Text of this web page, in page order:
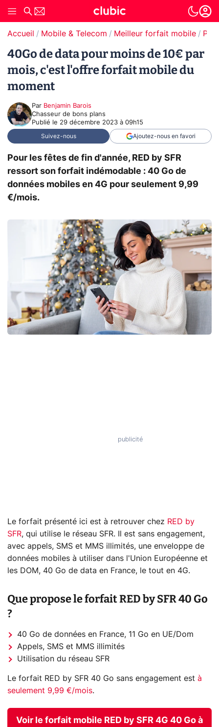
Accueil Mobile & Telecom Meilleur forfait mobile
40Go de data pour moins de 10€ par
mois, c'est l'offre forfait mobile du
moment
Par Benjamin Barois
Chasseur de bons plans
Publié le 29 décembre 2023 à 09h15
Suivez-nous Ajoutez-nous en favori
Pour les fêtes de fin d'année, RED by SFR
ressort son forfait indémodable : 40 Go de
données mobiles en 4G pour seulement 9,99
€/mois.
Le forfait présenté ici est à retrouver chez RED by
SFR, qui utilise le réseau SFR. Il est sans engagement,
avec appels, SMS et MMS illimités, une enveloppe de
données mobiles à utiliser dans l'Union Européenne et
les DOM, 40 Go de data en France, le tout en 4G.
Que propose le forfait RED by SFR 40 Go
?
40 Go de données en France, 11 Go en UE/Dom
Appels, SMS et MMS illimités
Utilisation du réseau SFR
Le forfait RED by SFR 40 Go sans engagement est à
seulement 9,99 €/mois.
Voir le forfait mobile RED by SFR 4G 40 Go à